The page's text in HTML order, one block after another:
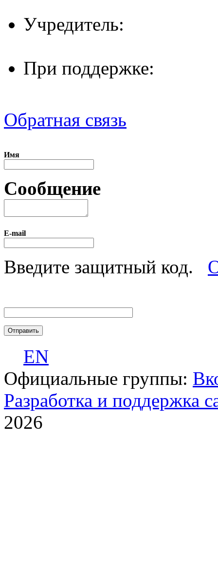
Учредитель:
При поддержке:
Обратная связь
Имя
Сообщение
E-mail
Введите защитный код.
EN
Официальные группы:
Разработка и поддержка
2026